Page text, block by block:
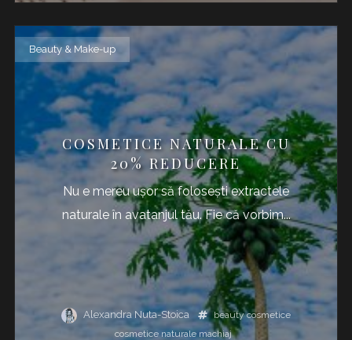
Beauty & Make-up
COSMETICE NATURALE CU
20% REDUCERE
Nu e mereu ușor să folosești extractele
naturale în avatanjul tău. Fie că vorbim...
Alexandra Nuta-Stoica beauty cosmetice
cosmetice naturale machiaj